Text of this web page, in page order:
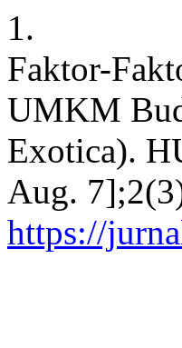
1.
Faktor-
UMKM
Exotica).
Aug.
https://